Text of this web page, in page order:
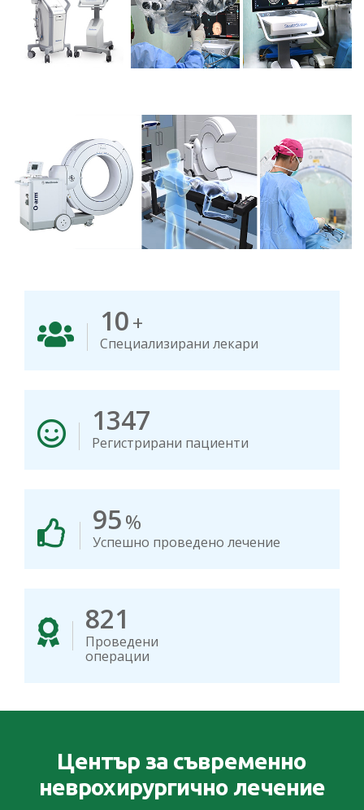
10+
Специализирани лекари
1347
Регистрирани пациенти
95%
Успешно проведено лечение
821
Проведени
операции
Център за съвременно
неврохирургично лечение